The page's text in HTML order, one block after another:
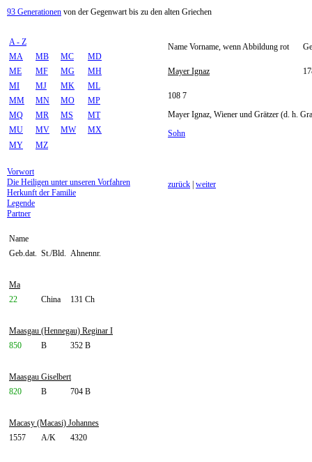
93 Generationen von der Gegenwart bis zu den alten Griechen
A - Z
MA
MB MC
MD
ME
MF MG
MH
MI
MJ MK
ML
MM
MN MO
MP
MQ
MR MS
MT
MU
MV MW
MX
MY
MZ
Vorwort
Die Heiligen unter unseren Vorfahren
Herkunft der Familie
Legende
Partner
Name
Geb.dat. St./Bld. Ahnennr.
Ma
22
China 131 Ch
Maasgau (Hennegau) Reginar I
850
B 352 B
Maasgau Giselbert
820
B 704 B
Macasy (Macasi) Johannes
1557
A/K 4320
Name Vorname, wenn Abbildung rot
Mayer Ignaz
108 7
Mayer Ignaz, Wiener und Grätzer (d. h.
Sohn
zurück weiter